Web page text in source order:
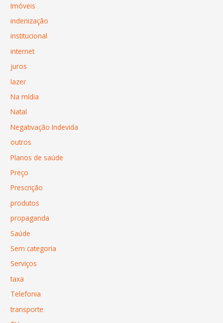
Imóveis
indenização
institucional
internet
juros
lazer
Na mídia
Natal
Negativação Indevida
outros
Planos de saúde
Preço
Prescrição
produtos
propaganda
Saúde
Sem categoria
Serviços
taxa
Telefonia
transporte